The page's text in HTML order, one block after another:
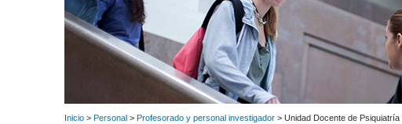
Inicio > Personal > Profesorado y personal investigador > Unidad Docente de